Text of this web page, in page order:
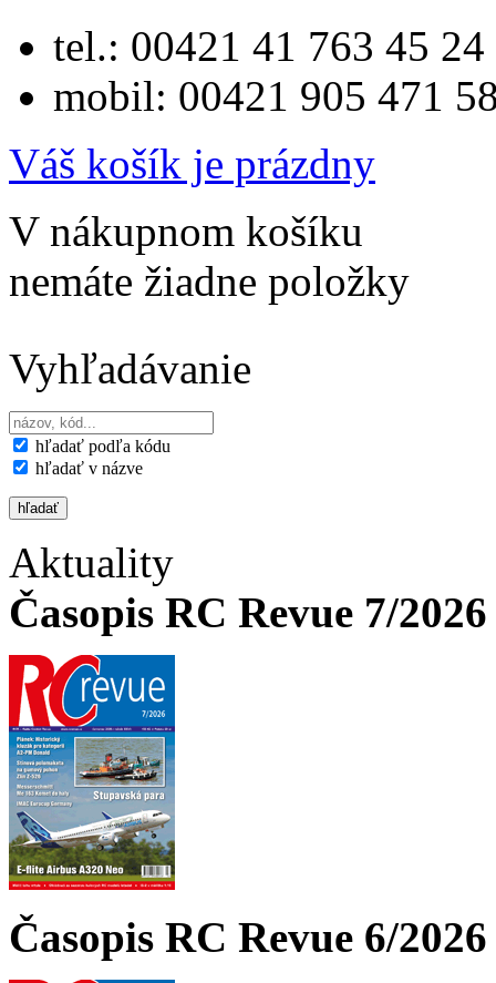
tel.: 00421 41 763 45 24
mobil: 00421 905 471
Váš košík je prázdny
V nákupnom košíku
nemáte žiadne položky
Vyhľadávanie
hľadať podľa kódu
hľadať v názve
Aktuality
Časopis RC Revue 7/
Časopis RC Revue 6/